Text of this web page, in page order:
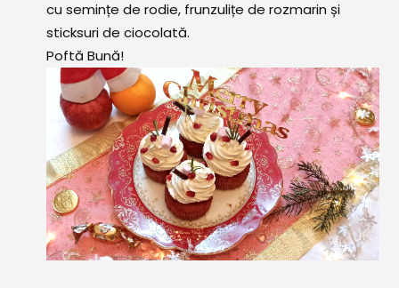
cu semințe de rodie, frunzulițe de rozmarin și
sticksuri de ciocolată.
Poftă Bună!